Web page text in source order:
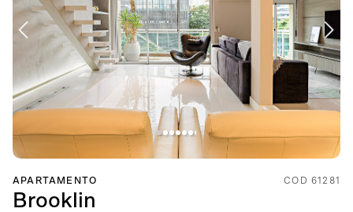
APARTAMENTO COD 61281
Brooklin